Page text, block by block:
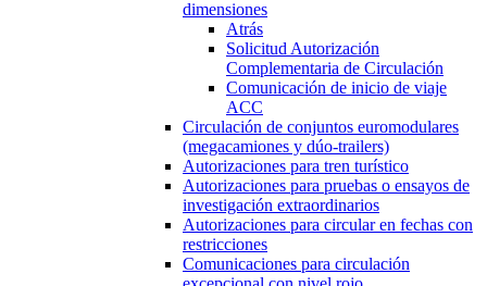
dimensiones
Atrás
Solicitud Autorización
Complementaria de Circulación
Comunicación de inicio de viaje
ACC
Circulación de conjuntos euromodulares
(megacamiones y dúo-trailers)
Autorizaciones para tren turístico
Autorizaciones para pruebas o ensayos de
investigación extraordinarios
Autorizaciones para circular en fechas con
restricciones
Comunicaciones para circulación